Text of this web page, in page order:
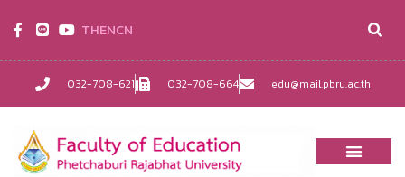
032-708-621 032-708-664 edu@mail.pbru.ac.th
THENCN